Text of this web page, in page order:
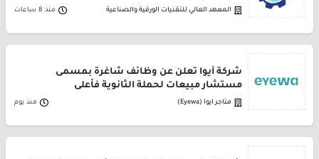
المعهد العالي للتقنيات الورقية والصناعية منذ 8 ساعات
شركة أيوا تعلن عن وظائف شاغرة بمسمى
مستشار مبيعات لحملة الثانوية فأعلى
متاجر ايوا (Eyewa) منذ يوم